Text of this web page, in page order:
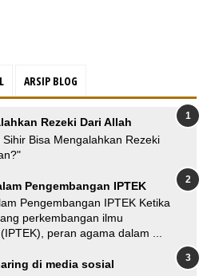
ARSIP BLOG
Rezeki Dari Allah
Bisa Mengalahkan Rezeki
Pengembangan IPTEK
Pengembangan IPTEK Ketika
perkembangan ilmu
peran agama dalam ...
di media sosial